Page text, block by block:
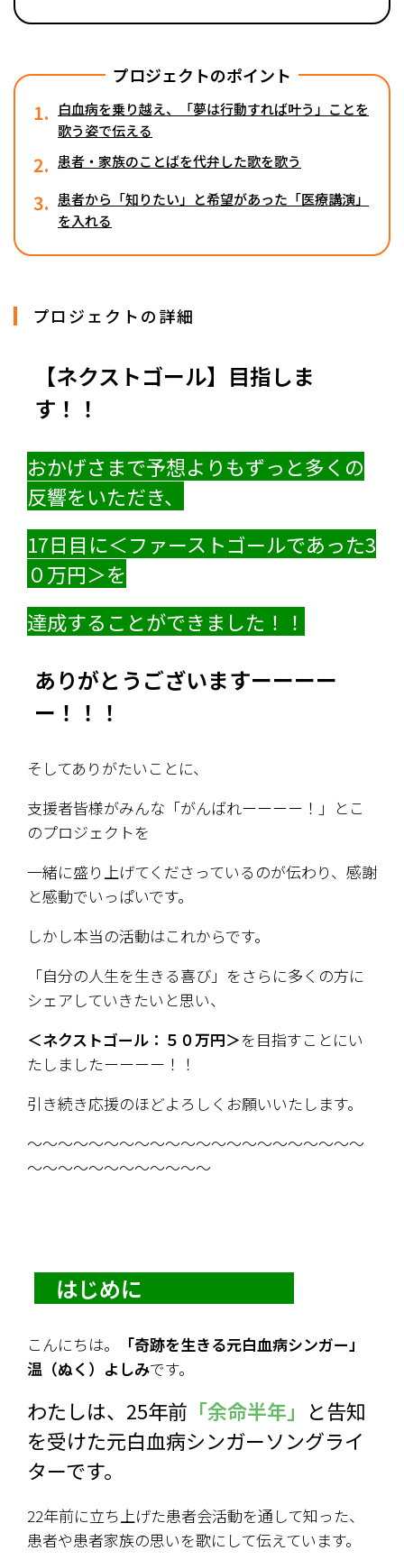
プロジェクトのポイント
1.
白血病を乗り越え、「夢は行動すれば叶う」ことを
歌う姿で伝える
2. 患者・家族のことばを代弁した歌を歌う
3. 患者から「知りたい」と希望があった「医療講演」
を入れる
プロジェクトの詳細
【ネクストゴール】目指しま
す！！
おかげさまで予想よりもずっと多くの
反響をいただき、
17日目に＜ファーストゴールであった3
０万円＞を
達成することができました！！
ありがとうございますーーーー
ー！！！
そしてありがたいことに、
支援者皆様がみんな「がんばれーーーー！」とこ
のプロジェクトを
一緒に盛り上げてくださっているのが伝わり、感謝
と感動でいっぱいです。
しかし本当の活動はこれからです。
「自分の人生を生きる喜び」をさらに多くの方に
シェアしていきたいと思い、
＜ネクストゴール：５０万円＞を目指すことにい
たしましたーーーー！！
引き続き応援のほどよろしくお願いいたします。
～～～～～～～～～～～～～～～～～～～～～～
～～～～～～～～～～～～
はじめに
こんにちは。
「奇跡を生きる元白血病シンガー」
温（ぬく）よしみです。
わたしは、25年前 「余命半年」 と告知
を受けた元白血病シンガーソングライ
ターです。
22年前に立ち上げた患者会活動を通して知った、
患者や患者家族の思いを歌にして伝えています。